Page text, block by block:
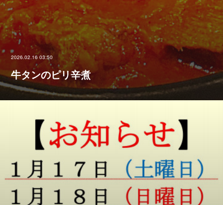
2026.02.16 03:50
牛タンのピリ辛煮